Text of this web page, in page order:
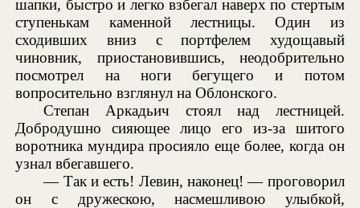
шапки, быстро и легко взбегал наверх по стертым
ступенькам каменной лестницы. Один из
сходивших вниз с портфелем худощавый
чиновник, приостановившись, неодобрительно
посмотрел на ноги бегущего и потом
вопросительно взглянул на Облонского.
Степан Аркадьич стоял над лестницей.
Добродушно сияющее лицо его из-за шитого
воротника мундира просияло еще более, когда он
узнал вбегавшего.
— Так и есть! Левин, наконец! — проговорил
он с дружескою, насмешливою улыбкой,